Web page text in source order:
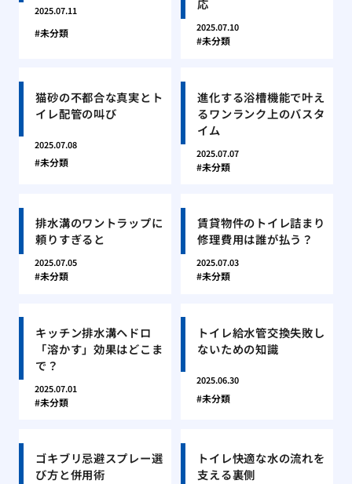
2025.07.11
未分類
応
2025.07.10
未分類
猫砂の不都合な真実とト
イレ配管の叫び
2025.07.08
未分類
進化する浴槽機能で叶え
るワンランク上のバスタ
イム
2025.07.07
未分類
排水溝のワントラップに
頼りすぎると
2025.07.05
未分類
賃貸物件のトイレ詰まり
修理費用は誰が払う？
2025.07.03
未分類
キッチン排水溝ヘドロ
「溶かす」効果はどこま
で？
2025.07.01
未分類
トイレ給水管交換失敗し
ないための知識
2025.06.30
未分類
ゴキブリ忌避スプレー選
び方と併用術
トイレ快適な水の流れを
支える裏側